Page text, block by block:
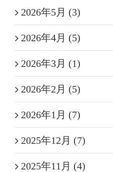
2026年5月 (3)
2026年4月 (5)
2026年3月 (1)
2026年2月 (5)
2026年1月 (7)
2025年12月 (7)
2025年11月 (4)